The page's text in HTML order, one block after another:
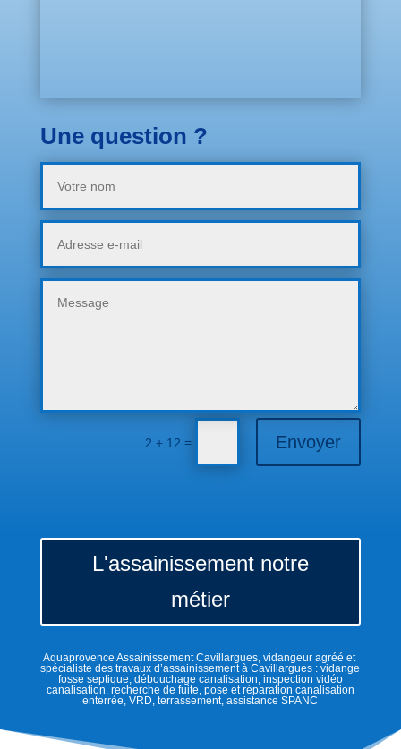
Une question ?
2 + 12 = Envoyer
L'assainissement notre
métier
Aquaprovence Assainissement Cavillargues, vidangeur agréé et
spécialiste des travaux d’assainissement à Cavillargues : vidange
fosse septique, débouchage canalisation, inspection vidéo
canalisation, recherche de fuite, pose et réparation canalisation
enterrée, VRD, terrassement, assistance SPANC